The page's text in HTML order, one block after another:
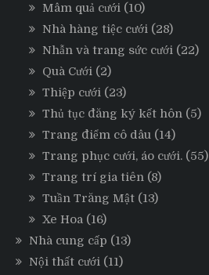
Mâm quả cưới (10)
Nhà hàng tiệc cưới (28)
Nhẫn và trang sức cưới (22)
Quà Cưới (2)
Thiệp cưới (23)
Thủ tục đăng ký kết hôn (5)
Trang điểm cô dâu (14)
Trang phục cưới, áo cưới. (55)
Trang trí gia tiên (8)
Tuần Trăng Mật (13)
Xe Hoa (16)
Nhà cung cấp (13)
Nội thất cưới (11)